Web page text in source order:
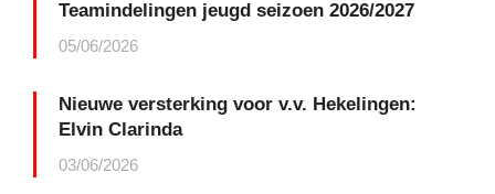
Teamindelingen jeugd seizoen 2026/2027
05/06/2026
Nieuwe versterking voor v.v. Hekelingen:
Elvin Clarinda
03/06/2026